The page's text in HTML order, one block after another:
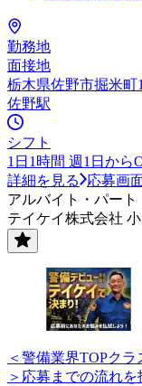
勤務地
面接地
栃木県佐野市掘米町
佐野駅
シフト
1日1時間 週1日から
詳細を見る
応募画
アルバイト・パート
テイケイ株式会社
＜警備業界TOPク
＞応募までの流れ